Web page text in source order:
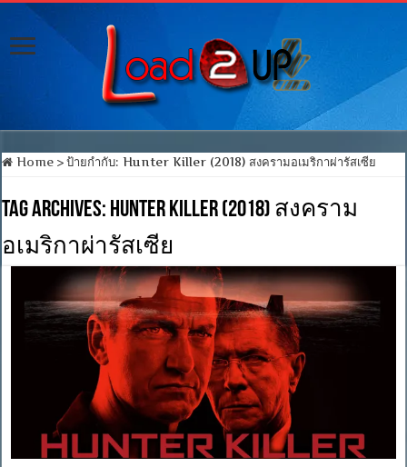
Home > ป้ายกำกับ:Hunter Killer (2018) สงครามอเมริกาผ่ารัสเซีย
Tag Archives: Hunter Killer (2018) สงคราม
อเมริกาผ่ารัสเซีย